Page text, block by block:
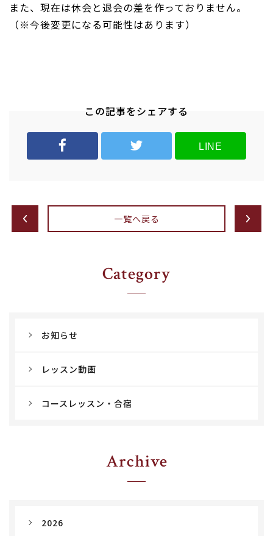
また、現在は休会と退会の差を作っておりません。
（※今後変更になる可能性はあります）
この記事をシェアする
LINE
一覧へ戻る
Category
お知らせ
レッスン動画
コースレッスン・合宿
Archive
2026